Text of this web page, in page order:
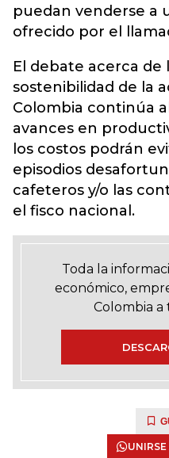
puedan venderse a
ofrecido por el
El debate acerca de
sostenibilidad de la
Colombia continúa
avances en
los costos podrán
episodios
cafeteros y/o las
el fisco nacional.
Toda la
económico,
Colombia a